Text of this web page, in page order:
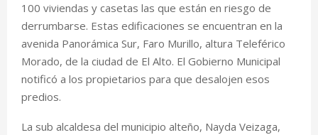
100 viviendas y casetas las que están en riesgo de
derrumbarse. Estas edificaciones se encuentran en la
avenida Panorámica Sur, Faro Murillo, altura Teleférico
Morado, de la ciudad de El Alto. El Gobierno Municipal
notificó a los propietarios para que desalojen esos
predios.
La sub alcaldesa del municipio alteño, Nayda Veizaga,